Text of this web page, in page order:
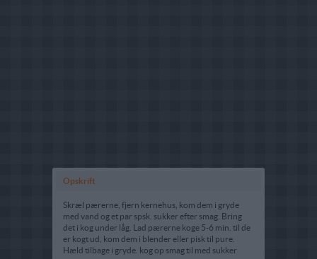
Opskrift
Skræl pærerne, fjern kernehus, kom dem i gryde
med vand og et par spsk. sukker efter smag. Bring
det i kog under låg. Lad pærerne koge 5-6 min. til de
er kogt ud, kom dem i blender eller pisk til pure.
Hæld tilbage i gryde. kog op smag til med sukker